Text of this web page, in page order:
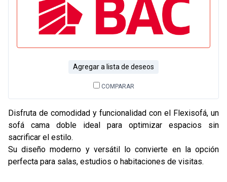
Agregar a lista de deseos
COMPARAR
Disfruta de comodidad y funcionalidad con el Flexisofá, un
sofá cama doble ideal para optimizar espacios sin
sacrificar el estilo.
Su diseño moderno y versátil lo convierte en la opción
perfecta para salas, estudios o habitaciones de visitas.